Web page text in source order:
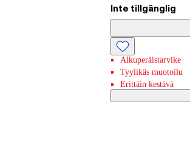
Inte tillgänglig
Alkuperäistarvike
Tyylikäs muotoilu
Erittäin kestävä